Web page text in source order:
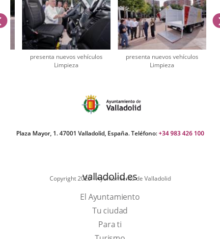
presenta nuevos vehículos
Limpieza
presenta nuevos vehículos
Limpieza
previus
Plaza Mayor, 1. 47001 Valladolid, España. Teléfono:+34 983 426 100
Copyright 2025 - Ayuntamiento de Valladolid
valladolid.es
El Ayuntamiento
Tu ciudad
Para ti